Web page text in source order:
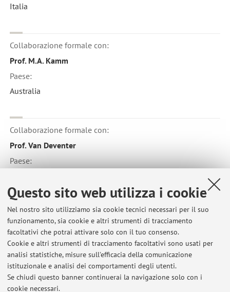
Questo sito web utilizza i cookie
Nel nostro sito utilizziamo sia cookie tecnici necessari per il suo
funzionamento, sia cookie e altri strumenti di tracciamento
facoltativi che potrai attivare solo con il tuo consenso.
Cookie e altri strumenti di tracciamento facoltativi sono usati per
analisi statistiche, misure sull'efficacia della comunicazione
istituzionale e analisi dei comportamenti degli utenti.
Se chiudi questo banner continuerai la navigazione solo con i
cookie necessari.
Italia
Collaborazione formale con:
Prof. M.A. Kamm
Paese:
Australia
Collaborazione formale con:
Prof. Van Deventer
Paese:
Collaborazione con:
Università degli Studi di MILANO
Paese:
Italia